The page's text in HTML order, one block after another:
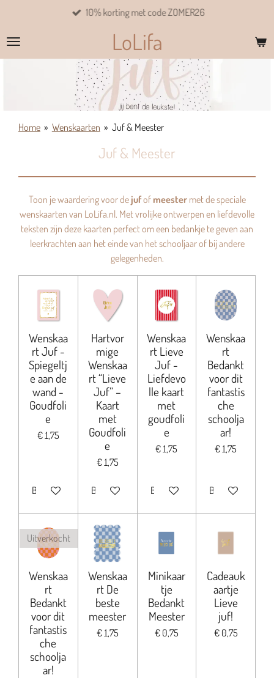
naar
de
LoLifa
10% korting met code ZOMER26
Home » Wenskaarten » Juf & Meester
Juf & Meester
Toon je waardering voor dejufofmeestermet de speciale
wenskaarten van LoLifa.nl. Met vrolijke ontwerpen en liefdevolle
teksten zijn deze kaarten perfect om een bedankje te geven aan
leerkrachten aan het einde van het schooljaar of bij andere
gelegenheden.
Wenskaa
rt Juf -
Spiegeltj
e aan de
wand -
Goudfoli
e
€ 1,75
Bekijk details
Hartvor
mige
Wenskaa
rt “Lieve
Juf” –
Kaart
met
Goudfoli
e
€ 1,75
Bekijk details
Wenskaa
rt Lieve
Juf -
Liefdevo
lle kaart
met
goudfoli
e
€ 1,75
Bekijk details
Wenskaa
rt
Bedankt
voor dit
fantastis
che
schoolja
ar!
€ 1,75
Bekijk details
Uitverkocht
Wenskaa
rt
Bedankt
voor dit
fantastis
che
schoolja
ar!
Wenskaa
rt De
beste
meester
€ 1,75
Minikaar
tje
Bedankt
Meester
€ 0,75
Cadeauk
aartje
Lieve
juf!
€ 0,75